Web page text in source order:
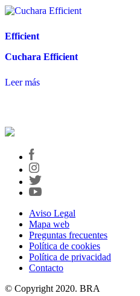
Efficient
Cuchara Efficient
Leer más
Aviso Legal
Mapa web
Preguntas frecuentes
Política de cookies
Política de privacidad
Contacto
© Copyright 2020. BRA